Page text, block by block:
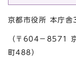
京都市役所 本庁舎
（〒604－8571
町488）